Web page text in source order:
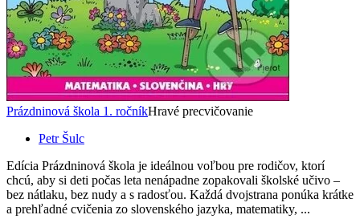
Prázdninová škola 1. ročníkHravé precvičovanie
Petr Šulc
Edícia Prázdninová škola je ideálnou voľbou pre rodičov, ktorí
chcú, aby si deti počas leta nenápadne zopakovali školské učivo –
bez nátlaku, bez nudy a s radosťou. Každá dvojstrana ponúka krátke
a prehľadné cvičenia zo slovenského jazyka, matematiky, ...